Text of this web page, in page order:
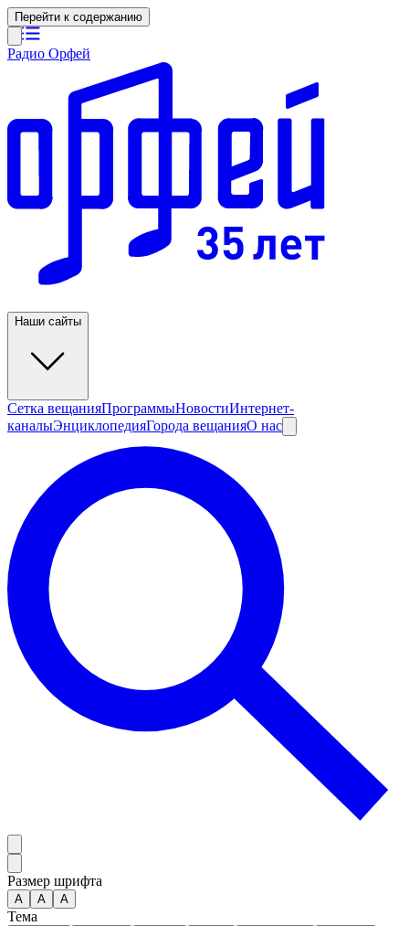
Перейти к содержанию
Радио Орфей
Наши сайты
Сетка вещанияПрограммыНовостиИнтернет-
каналыЭнциклопедияГорода вещанияО нас
Размер шрифта
А A A
Тема